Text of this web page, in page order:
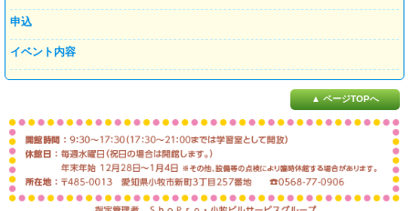
申込
イベント内容
▲ ページTOPへ